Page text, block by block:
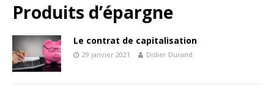
Produits d’épargne
Le contrat de capitalisation
29 janvier 2021 Didier Durand